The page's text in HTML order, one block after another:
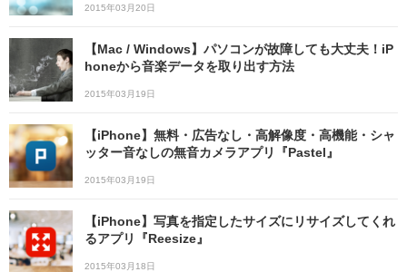
2015年03月20日
【Mac / Windows】パソコンが故障しても大丈夫！iP
honeから音楽データを取り出す方法
2015年03月19日
【iPhone】無料・広告なし・高解像度・高機能・シャ
ッター音なしの無音カメラアプリ『Pastel』
2015年03月19日
【iPhone】写真を指定したサイズにリサイズしてくれ
るアプリ『Reesize』
2015年03月18日